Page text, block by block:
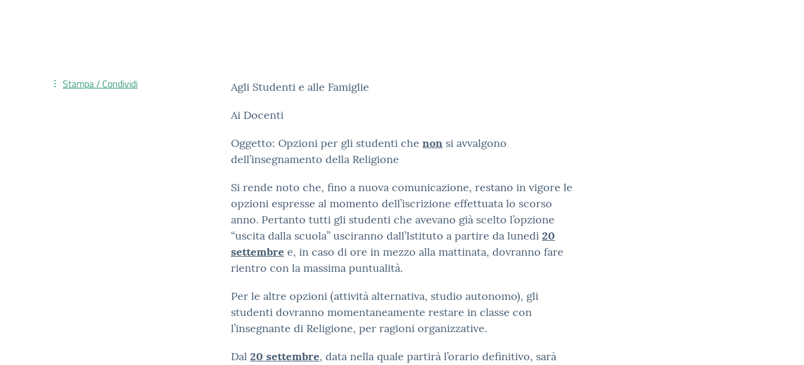
Agli Studenti e alle Famiglie
Ai Docenti
Oggetto: Opzioni per gli studenti che non si avvalgono
dell’insegnamento della Religione
Si rende noto che, fino a nuova comunicazione, restano in vigore le
opzioni espresse al momento dell’iscrizione effettuata lo scorso
anno. Pertanto tutti gli studenti che avevano già scelto l’opzione
“uscita dalla scuola” usciranno dall’Istituto a partire da lunedì 20
settembre e, in caso di ore in mezzo alla mattinata, dovranno fare
rientro con la massima puntualità.
Per le altre opzioni (attività alternativa, studio autonomo), gli
studenti dovranno momentaneamente restare in classe con
l’insegnante di Religione, per ragioni organizzative.
Dal 20 settembre, data nella quale partirà l’orario definitivo, sarà
Stampa / Condividi